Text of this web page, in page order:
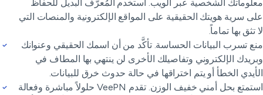
الشخصية عبر الويب. استخدم المُعرّف البديل للحفاظ
سرية هويتك الحقيقية على المواقع الإلكترونية والمنصات التي
تثق بها تماماً.
تسرب البيانات الحساسة. تأكَّد من أن اسمك الحقيقي وعنوانك
الإلكتروني وتفاصيلك الأخرى لن ينتهي بها المطاف في
الخطأ أو يتم اختراقها في حالة حدوث خرق للبيانات.
استمتع بحل أمني خفيف الوزن. تقدم VeePN حلولاً مباشرة وفعالة